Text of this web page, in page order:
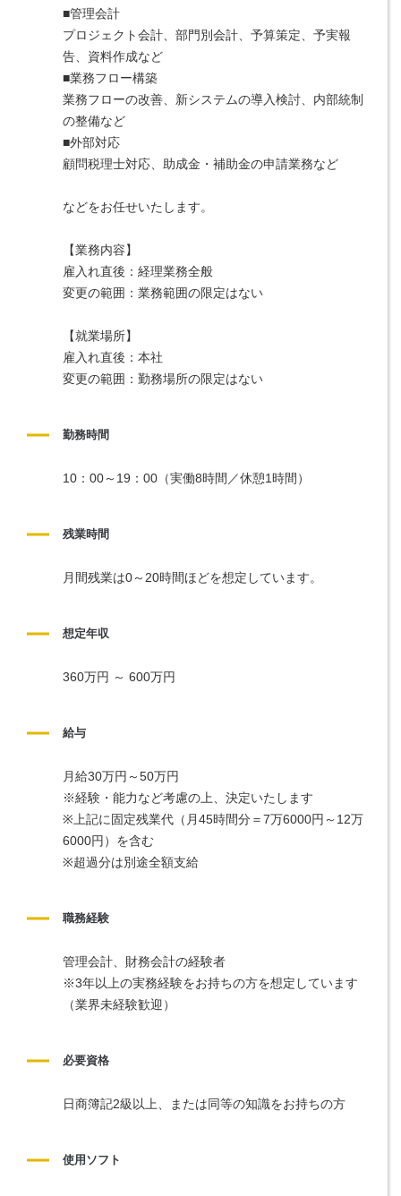
■管理会計
プロジェクト会計、部門別会計、予算策定、予実報
告、資料作成など
■業務フロー構築
業務フローの改善、新システムの導入検討、内部統制
の整備など
■外部対応
顧問税理士対応、助成金・補助金の申請業務など
などをお任せいたします。
【業務内容】
雇入れ直後：経理業務全般
変更の範囲：業務範囲の限定はない
【就業場所】
雇入れ直後：本社
変更の範囲：勤務場所の限定はない
勤務時間
10：00～19：00（実働8時間／休憩1時間）
残業時間
月間残業は0～20時間ほどを想定しています。
想定年収
360万円 ～ 600万円
給与
月給30万円～50万円
※経験・能力など考慮の上、決定いたします
※上記に固定残業代（月45時間分＝7万6000円～12万
6000円）を含む
※超過分は別途全額支給
職務経験
管理会計、財務会計の経験者
※3年以上の実務経験をお持ちの方を想定しています
（業界未経験歓迎）
必要資格
日商簿記2級以上、または同等の知識をお持ちの方
使用ソフト